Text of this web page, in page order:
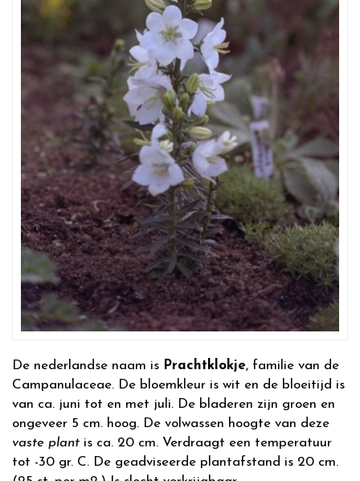
De nederlandse naam is Prachtklokje, familie van de
Campanulaceae. De bloemkleur is wit en de bloeitijd is
van ca. juni tot en met juli. De bladeren zijn groen en
ongeveer 5 cm. hoog. De volwassen hoogte van deze
vaste plant is ca. 20 cm. Verdraagt een temperatuur
tot -30 gr. C. De geadviseerde plantafstand is 20 cm.